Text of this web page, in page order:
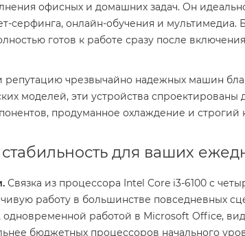
офисных и домашних задач. Он
серфинга, онлайн-обучения и мультимедиа.
готов к работе сразу после
чрезвычайно надежных машин
моделей, эти устройства спроектированы
продуманное охлаждение и строгий
для ваших
Связка из процессора Intel Core i3-6100 с
работу в большинстве повседневных
одновременной работой в Microsoft Office,
бюджетных процессоров начального